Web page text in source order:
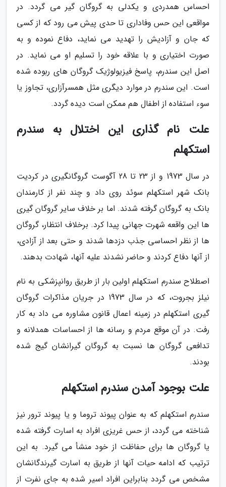
احساس همدردی و یکدلی به گروگان گیر می گردد. در
مواقعی این حس وفاداری تا حدی پیش می رود که از کسی
که جان و آزادیش را تهدید می نماید، دفاع نموده و به
صورت اختیاری و با علاقه خود را تسلیم او می نماید. در
اصل این سندرم، پاسخ فیزیولوژیک گروگان های ربوده شده
است. این سندرم در موارد دیگری مثل همسرآزاری، تجاوز یا
سوء استفاده از اطفال هم ممکن است دیده گردد.
علت نام گذاری این اختلال به سندرم
استکهلم
در سال 1973 و از 23 تا 28 آگوست گروگانگیری در کردیت
بانک شهر استکهلم سوئد روی داد و چند نفر از کارمندان
بانک به گروگان گرفته شدند. اما بر خلاف سایر گروگان گیری
ها این واقعه شهرت جهانی پیدا کرد. برخلاف انتظار، گروگان
ها از نظر احساسی جذب دزدها شدند و حتی بعد از آزادی،
از آنها دفاع کردند و حاضر نشدند علیه آنها، شهادت بدهند.
اصطلاح سندرم استکهلم اولین بار از طریق روانپزشکی به نام
نیلز بجروت، که در سال 1973 در جریان مذاکرات گروگان
گیری استکهلم در زمینه اعمال قانون مشاوره می داد به کار
رفت. در آن موقع مردم و رسانه ها از احساسات همدلانه و
تدافعی گروگان ها نسبت به گروگان گیرانشان گیج شده
بودند.
علت بوجود آمدن سندرم استکهلم
سندرم استکهلم که به عنوان پیوند تروما و یا پیوند ترور نیز
شناخته می گردد، از حس غریزی افراد به اسارت گرفته شده
یا گروگان ها برای حفاظت از خود منشأ می گیرد. به این
ترتیب که ادامه حیات آنها از طریق به اسارت گیرندگانشان
مشخص می گردد بنابراین افراد اسیر شده به جای نفرت از